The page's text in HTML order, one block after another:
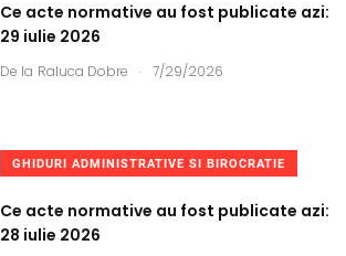
Ce acte normative au fost publicate azi:
29 iulie 2026
De la Raluca Dobre . 7/29/2026
GHIDURI ADMINISTRATIVE SI BIROCRATIE
Ce acte normative au fost publicate azi:
28 iulie 2026